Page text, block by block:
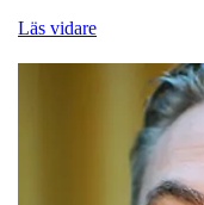
Läs vidare